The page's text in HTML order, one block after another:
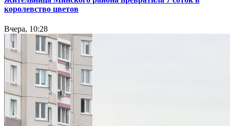
королевство цветов
Вчера, 10:28